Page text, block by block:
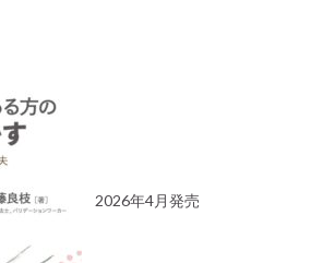
2026年4月発売